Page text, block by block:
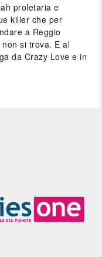
proletaria e
killer che per
a Reggio
si trova. E al
da Crazy Love e in